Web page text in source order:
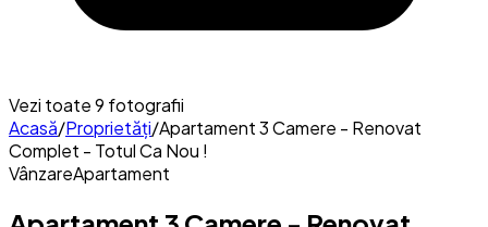
Vezi toate9 fotografii
Acasă/Proprietăți/Apartament 3 Camere - Renovat
Complet - Totul Ca Nou !
VânzareApartament